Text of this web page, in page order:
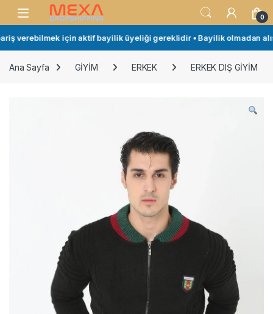
Skip to navigation
Skip to content
Open 0
verebilmek için aktif bayilik üyeliği gereklidir • Bayilik olmadan
Ana Sayfa GİYİM ERKEK ERKEK DIŞ GİYİM